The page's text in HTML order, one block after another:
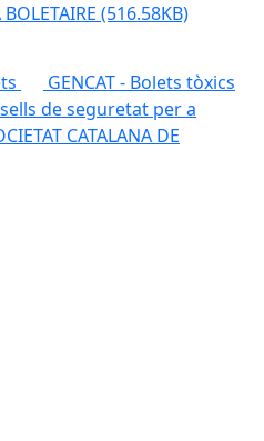
(516.58KB)
GENCAT - Bolets tòxics
de seguretat per a
CATALANA DE